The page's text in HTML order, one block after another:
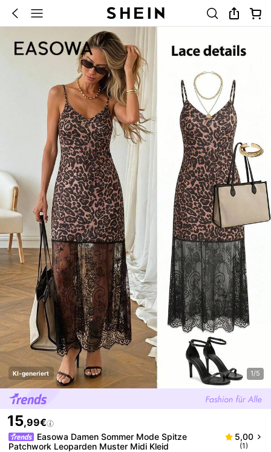
KI-generiert 1/5
15,99€
Easowa Damen Sommer Mode Spitze
Patchwork Leoparden Muster Midi Kleid
5,00
(1)